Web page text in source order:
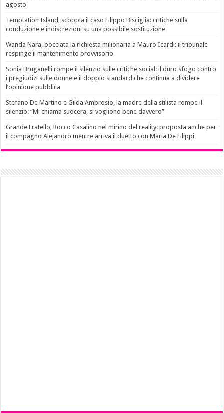
agosto
Temptation Island, scoppia il caso Filippo Bisciglia: critiche sulla
conduzione e indiscrezioni su una possibile sostituzione
Wanda Nara, bocciata la richiesta milionaria a Mauro Icardi: il tribunale
respinge il mantenimento provvisorio
Sonia Bruganelli rompe il silenzio sulle critiche social: il duro sfogo contro
i pregiudizi sulle donne e il doppio standard che continua a dividere
l’opinione pubblica
Stefano De Martino e Gilda Ambrosio, la madre della stilista rompe il
silenzio: “Mi chiama suocera, si vogliono bene davvero”
Grande Fratello, Rocco Casalino nel mirino del reality: proposta anche per
il compagno Alejandro mentre arriva il duetto con Maria De Filippi